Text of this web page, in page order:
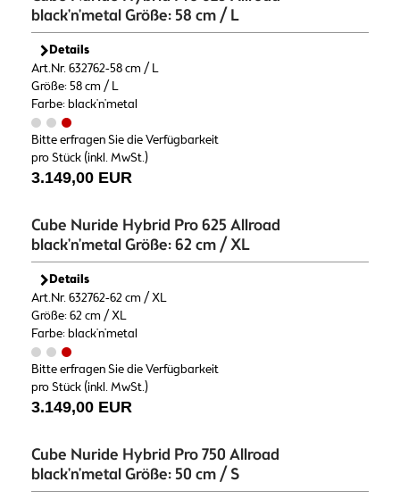
black'n'metal Größe: 58 cm / L
Details
Art.Nr. 632762-58 cm / L
Größe: 58 cm / L
Farbe: black'n'metal
Bitte erfragen Sie die Verfügbarkeit
pro Stück (inkl. MwSt.)
3.149,00 EUR
Cube Nuride Hybrid Pro 625 Allroad
black'n'metal Größe: 62 cm / XL
Details
Art.Nr. 632762-62 cm / XL
Größe: 62 cm / XL
Farbe: black'n'metal
Bitte erfragen Sie die Verfügbarkeit
pro Stück (inkl. MwSt.)
3.149,00 EUR
Cube Nuride Hybrid Pro 750 Allroad
black'n'metal Größe: 50 cm / S